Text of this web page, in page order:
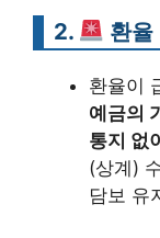
2. 환율
환율이
예금의
통지 없
(상계)
담보 유